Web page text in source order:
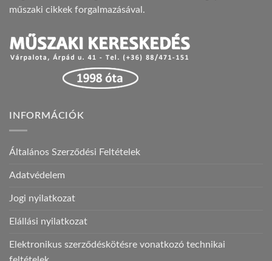
műszaki cikkek forgalmazásával.
INFORMÁCIÓK
Általános Szerződési Feltételek
Adatvédelem
Jogi nyilatkozat
Elállási nyilatkozat
Elektronikus szerződéskötésre vonatkozó technikai